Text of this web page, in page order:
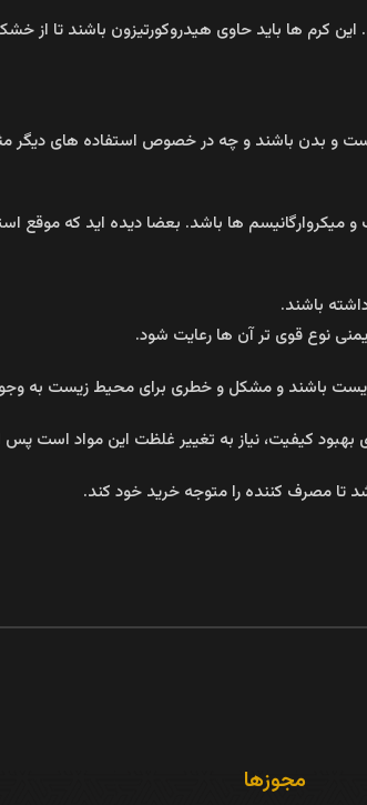
کرم ها باید حاوی هیدروکورتیزون باشند تا از
و بدن باشند و چه در خصوص استفاده های دیگر
ها باشد. بعضا دیده اید که موقع
باشند.
نوع قوی تر آن ها رعایت شود.
باشند و مشکل و خطری برای محیط زیست به وجود
کیفیت، نیاز به تغییر غلظت این مواد است پس
تا مصرف کننده را متوجه خرید خود کند.
مجوزها